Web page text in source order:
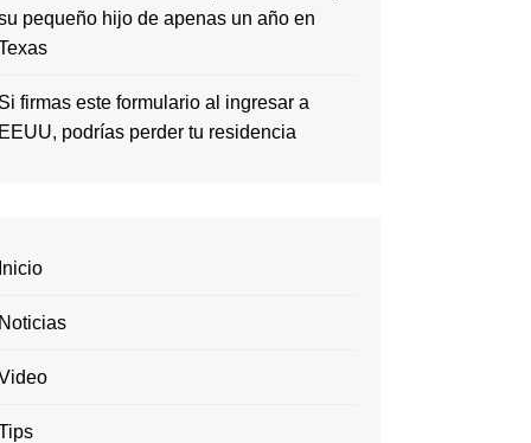
pequeño hijo de apenas un año en
Si firmas este formulario al ingresar a
EEUU, podrías perder tu residencia
Inicio
Noticias